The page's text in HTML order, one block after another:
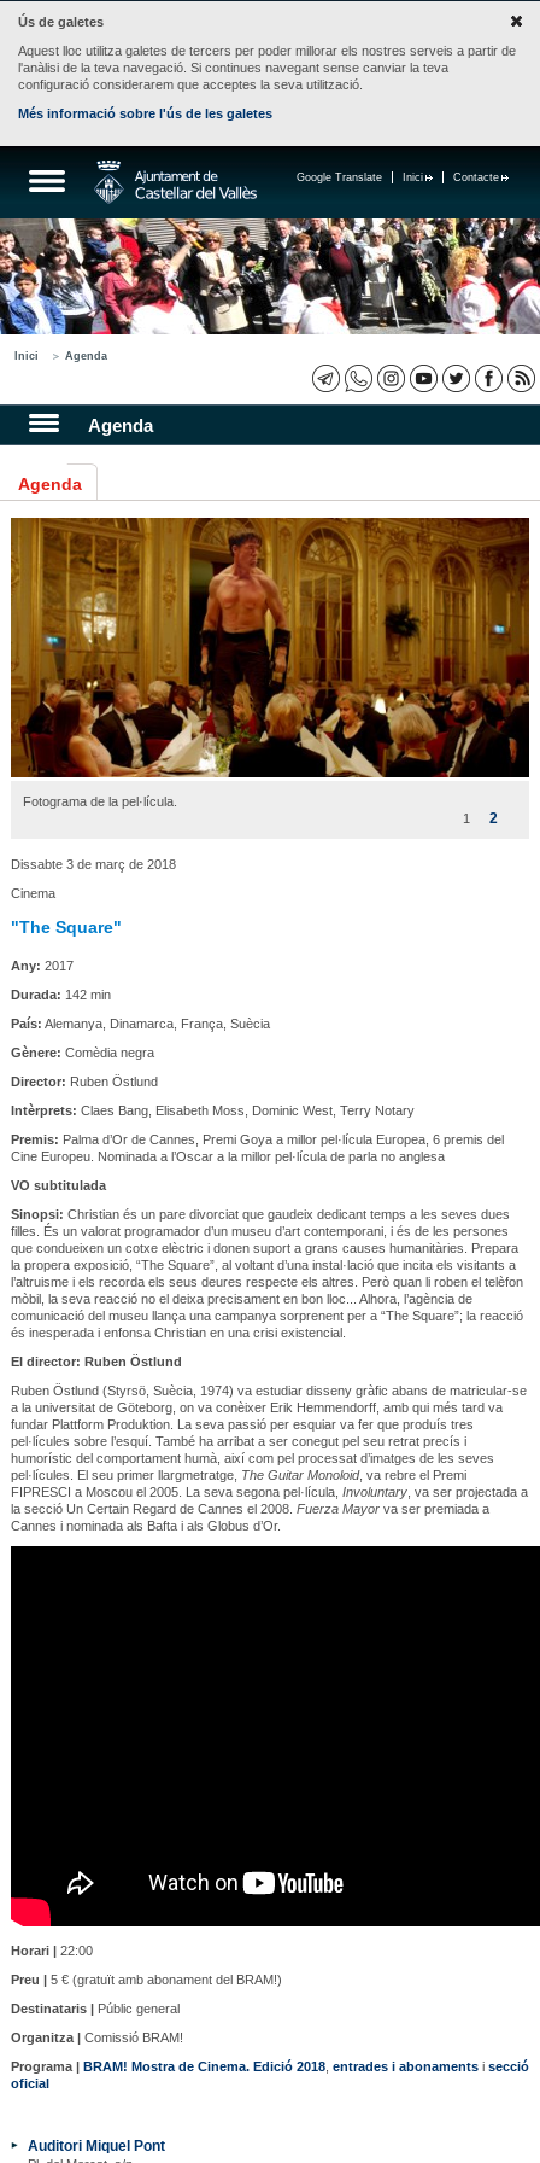
Ús de galetes
Aquest lloc utilitza galetes de tercers per poder millorar els nostres serveis a partir de
l'anàlisi de la teva navegació. Si continues navegant sense canviar la teva
configuració considerarem que acceptes la seva utilització.
Més informació sobre l'ús de les galetes
Contacte
Inici
Google Translate
Inici Agenda
Agenda
Agenda
Fotograma de la pel·lícula.
1
2
Dissabte 3 de març de 2018
Cinema
"The Square"
Any: 2017
Durada: 142 min
País: Alemanya, Dinamarca, França, Suècia
Gènere: Comèdia negra
Director: Ruben Östlund
Intèrprets: Claes Bang, Elisabeth Moss, Dominic West, Terry Notary
Premis: Palma d’Or de Cannes, Premi Goya a millor pel·lícula Europea, 6 premis del
Cine Europeu. Nominada a l’Oscar a la millor pel·lícula de parla no anglesa
VO subtitulada
Sinopsi: Christian és un pare divorciat que gaudeix dedicant temps a les seves dues
filles. És un valorat programador d’un museu d’art contemporani, i és de les persones
que condueixen un cotxe elèctric i donen suport a grans causes humanitàries. Prepara
la propera exposició, “The Square”, al voltant d’una instal·lació que incita els visitants a
l’altruisme i els recorda els seus deures respecte els altres. Però quan li roben el telèfon
mòbil, la seva reacció no el deixa precisament en bon lloc... Alhora, l’agència de
comunicació del museu llança una campanya sorprenent per a “The Square”; la reacció
és inesperada i enfonsa Christian en una crisi existencial.
El director: Ruben Östlund
Ruben Östlund (Styrsö, Suècia, 1974) va estudiar disseny gràfic abans de matricular-se
a la universitat de Göteborg, on va conèixer Erik Hemmendorff, amb qui més tard va
fundar Plattform Produktion. La seva passió per esquiar va fer que produís tres
pel·lícules sobre l’esquí. També ha arribat a ser conegut pel seu retrat precís i
humorístic del comportament humà, així com pel processat d’imatges de les seves
pel·lícules. El seu primer llargmetratge, The Guitar Monoloid, va rebre el Premi
FIPRESCI a Moscou el 2005. La seva segona pel·lícula, Involuntary, va ser projectada a
la secció Un Certain Regard de Cannes el 2008. Fuerza Mayor va ser premiada a
Cannes i nominada als Bafta i als Globus d’Or.
Horari |22:00
Preu |5 € (gratuït amb abonament del BRAM!)
Destinataris |Públic general
Organitza |Comissió BRAM!
Programa | BRAM! Mostra de Cinema. Edició 2018, entrades i abonamentsi secció
oficial
Auditori Miquel Pont